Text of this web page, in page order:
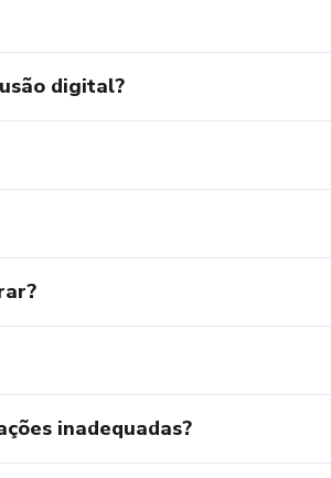
digital?
inadequadas?